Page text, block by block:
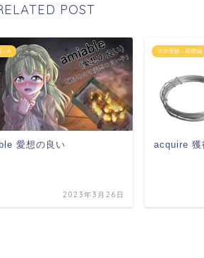
POST
- A
愛想の良い
2023年3月26日
大学受験 - 基礎編
acquire 獲